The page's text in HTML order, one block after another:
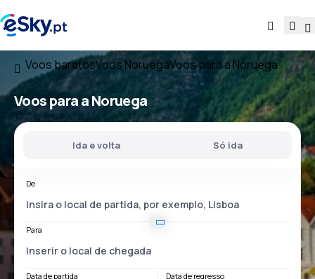
Voos baratosVoos NoruegaVoos para a Noruega
Voospara a Noruega
Ida e volta Só ida
De
Para
Data de partida Data de regresso